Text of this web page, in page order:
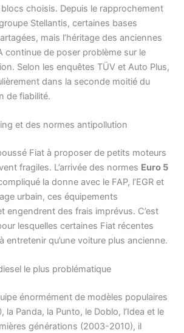
choisis. Depuis le rapprochement
Stellantis, certaines bases
mais l’héritage des anciennes
continue de poser problème sur le
Selon les enquêtes TÜV et Auto Plus,
dans la seconde moitié du
de fiabilité.
et des normes antipollution
Fiat à proposer de petits moteurs
fragiles. L’arrivée des normes Euro 5
la donne avec le FAP, l’EGR et
urbain, ces équipements
engendrent des frais imprévus. C’est
lesquelles certaines Fiat récentes
entretenir qu’une voiture plus ancienne.
le plus problématique
énormément de modèles populaires
la Panda, la Punto, le Doblo, l’Idea et le
générations (2003-2010), il